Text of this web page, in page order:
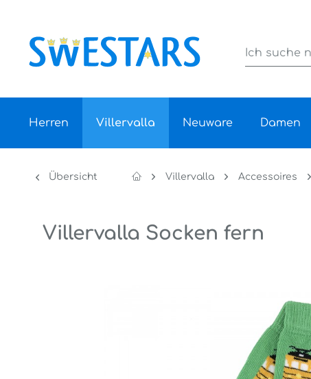
Herren Villervalla Neuware Damen
Übersicht Villervalla Accessoires
Villervalla Socken fern